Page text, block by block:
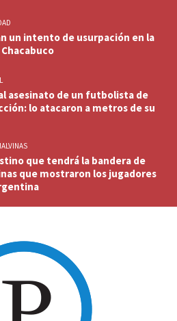
un intento de usurpación en la
asesinato de un futbolista de
lo atacaron a metros de su
que tendrá la bandera de
que mostraron los jugadores